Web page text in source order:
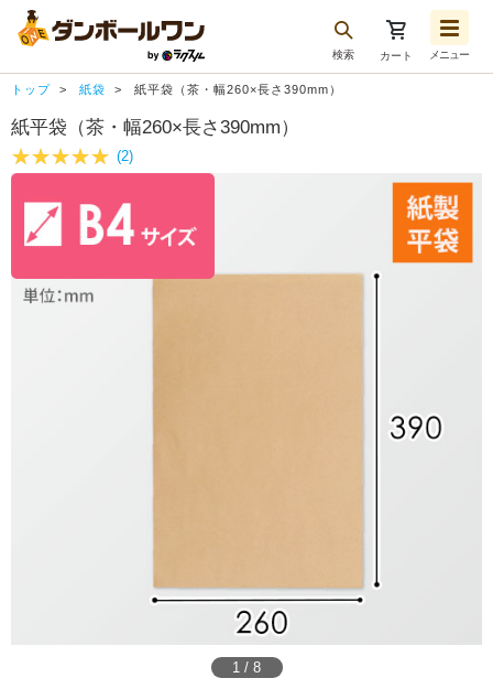
検索 カート メニュー
トップ 紙袋 紙平袋（茶・幅260×長さ390mm）
紙平袋（茶・幅260×長さ390mm）
(2)
1 / 8